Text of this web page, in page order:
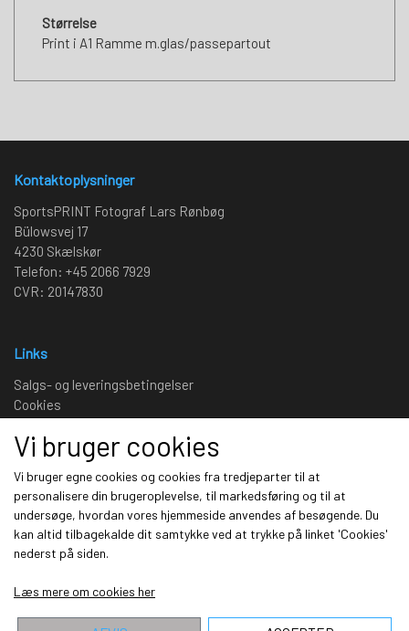
Størrelse
Print i A1 Ramme m.glas/passepartout
Kontaktoplysninger
SportsPRINT Fotograf Lars Rønbøg
Bülowsvej 17
4230 Skælskør
Telefon: +45 2066 7929
CVR: 20147830
Links
Salgs- og leveringsbetingelser
Cookies
Kunde login
Sociale medier
Vi bruger cookies
Vi bruger egne cookies og cookies fra tredjeparter til at
personalisere din brugeroplevelse, til markedsføring og til at
undersøge, hvordan vores hjemmeside anvendes af besøgende. Du
kan altid tilbagekalde dit samtykke ved at trykke på linket 'Cookies'
nederst på siden.
Læs mere om cookies her